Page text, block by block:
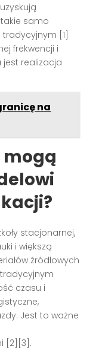
samo
[1]
frekwencji i
realizacja
na
mogą
stacjonarnej,
i większą
źródłowych
czasu i
Jest to ważne
[2][3].